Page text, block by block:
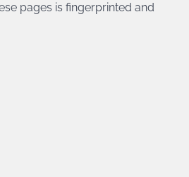
pages is fingerprinted and